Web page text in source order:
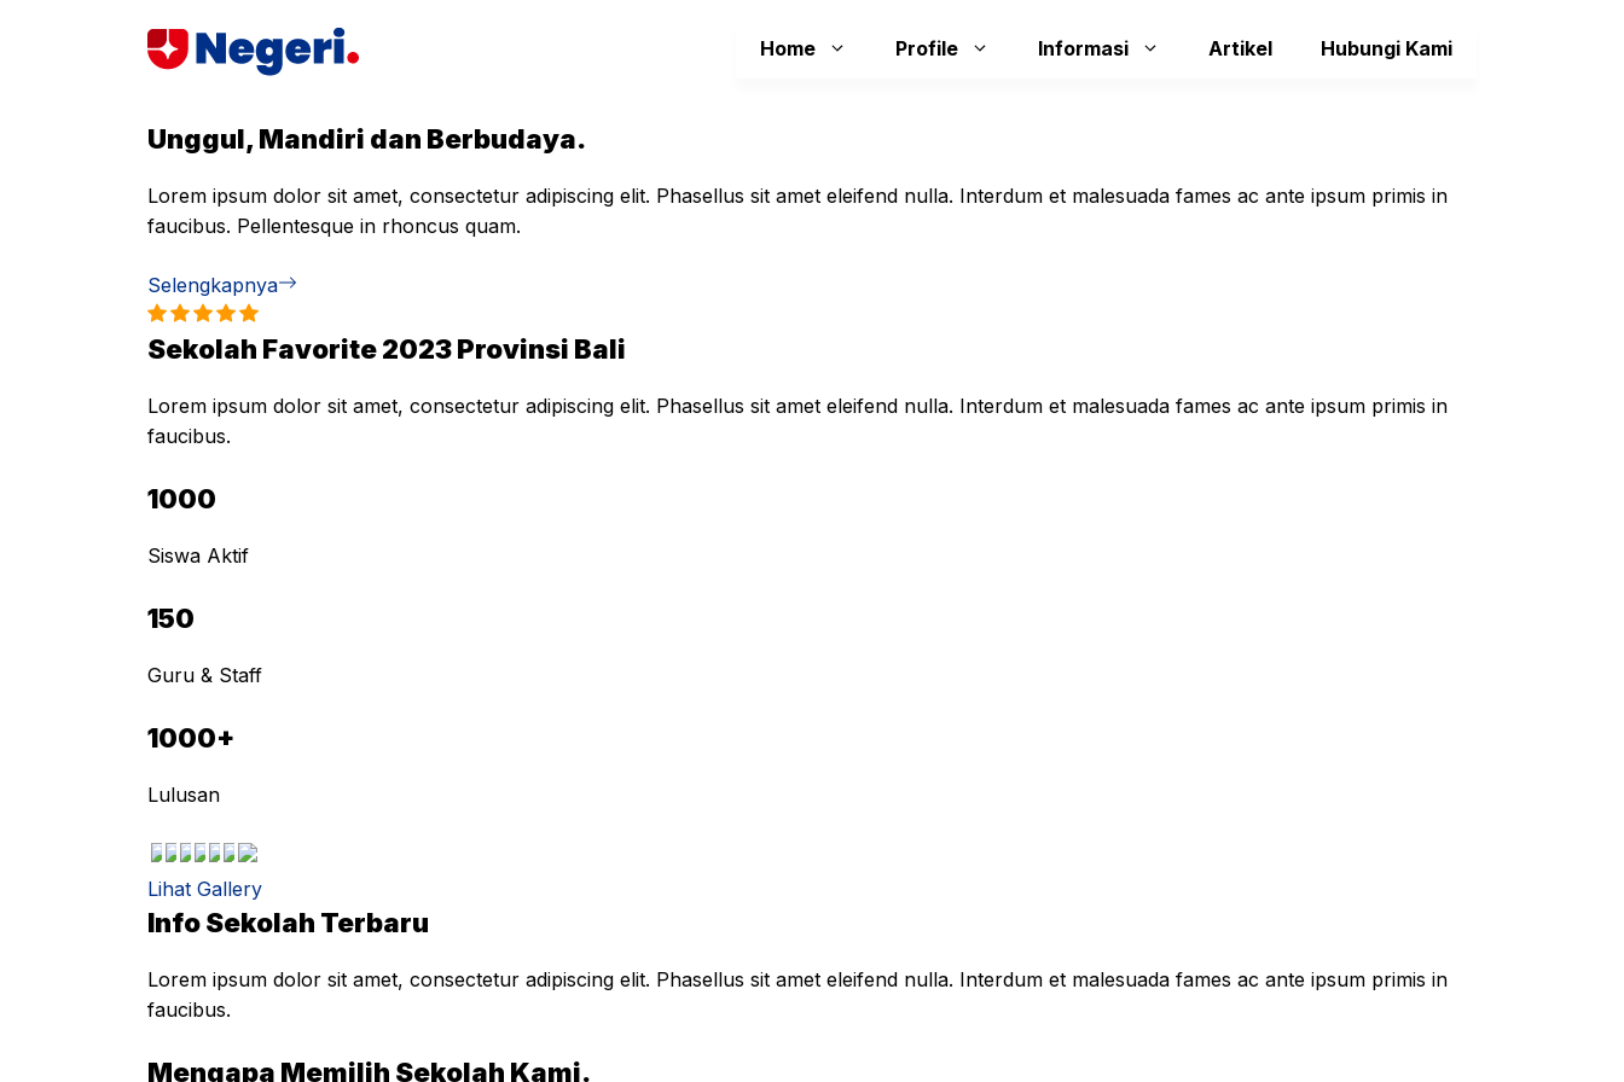
Home Profile Informasi Artikel Hubungi Kami
Unggul, Mandiri dan Berbudaya.
Lorem ipsum dolor sit amet, consectetur adipiscing elit. Phasellus sit amet eleifend nulla. Interdum et malesuada fames ac ante ipsum primis in
faucibus. Pellentesque in rhoncus quam.
Selengkapnya
Sekolah Favorite 2023 Provinsi Bali
Lorem ipsum dolor sit amet, consectetur adipiscing elit. Phasellus sit amet eleifend nulla. Interdum et malesuada fames ac ante ipsum primis in
faucibus.
1000
Siswa Aktif
150
Guru & Staff
1000+
Lulusan
Lihat Gallery
Info Sekolah Terbaru
Lorem ipsum dolor sit amet, consectetur adipiscing elit. Phasellus sit amet eleifend nulla. Interdum et malesuada fames ac ante ipsum primis in
faucibus.
Mengapa Memilih Sekolah Kami.